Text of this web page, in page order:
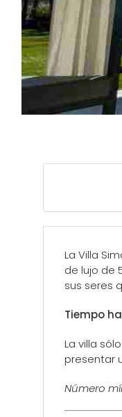
La Villa
de lujo de
sus seres
Tiempo
La villa
presentar
Número